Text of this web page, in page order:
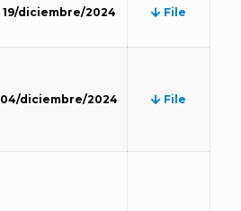
19/diciembre/2024 File
04/diciembre/2024 File